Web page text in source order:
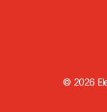
© 2026